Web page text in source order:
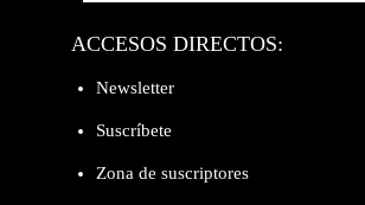
ACCESOS DIRECTOS:
Newsletter
Suscríbete
Zona de suscriptores